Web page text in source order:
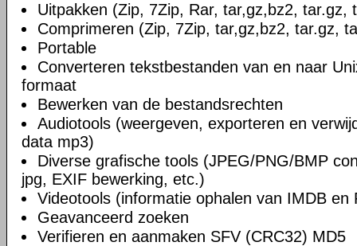
Uitpakken (Zip, 7Zip, Rar, tar,gz,bz2, tar.gz,
Comprimeren (Zip, 7Zip, tar,gz,bz2, tar.gz,
Portable
Converteren tekstbestanden van en naar
formaat
Bewerken van de bestandsrechten
Audiotools (weergeven, exporteren en
data mp3)
Diverse grafische tools (JPEG/PNG/BMP
jpg, EXIF bewerking, etc.)
Videotools (informatie ophalen van IMDB en
Geavanceerd zoeken
Verifieren en aanmaken SFV (CRC32) MD5